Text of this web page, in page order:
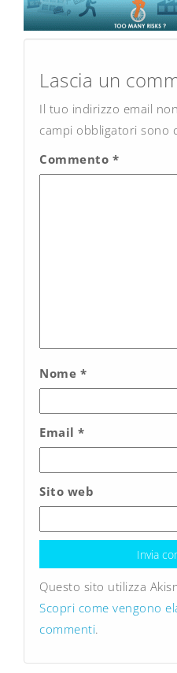
navigation
Lascia un
Il tuo indirizzo email
campi obbligatori sono
Commento *
Nome *
Email *
Sito web
Questo sito utilizza
Scopri come vengono
commenti.